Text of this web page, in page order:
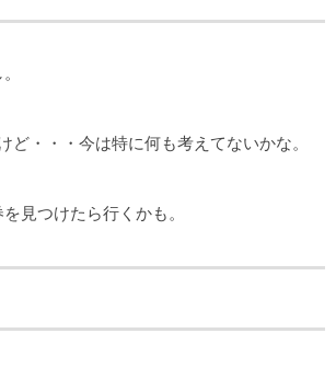
ど・・・今は特に何も考えてないかな。
見つけたら行くかも。